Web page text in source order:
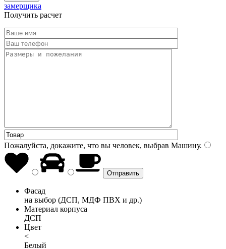
замерщика
Получить расчет
Пожалуйста, докажите, что вы человек, выбрав Машину.
Фасад
на выбор (ДСП, МДФ ПВХ и др.)
Материал корпуса
ДСП
Цвет
<
Белый